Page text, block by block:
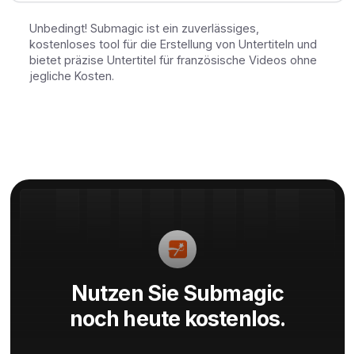
Unbedingt! Submagic ist ein zuverlässiges,
kostenloses tool für die Erstellung von Untertiteln und
bietet präzise Untertitel für französische Videos ohne
jegliche Kosten.
Nutzen Sie Submagic
noch heute kostenlos.